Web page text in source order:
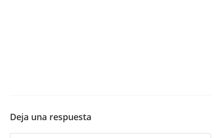
Deja una respuesta